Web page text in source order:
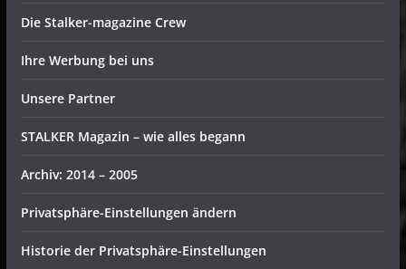
Die Stalker-magazine Crew
Ihre Werbung bei uns
Unsere Partner
STALKER Magazin – wie alles begann
Archiv: 2014 – 2005
Privatsphäre-Einstellungen ändern
Historie der Privatsphäre-Einstellungen